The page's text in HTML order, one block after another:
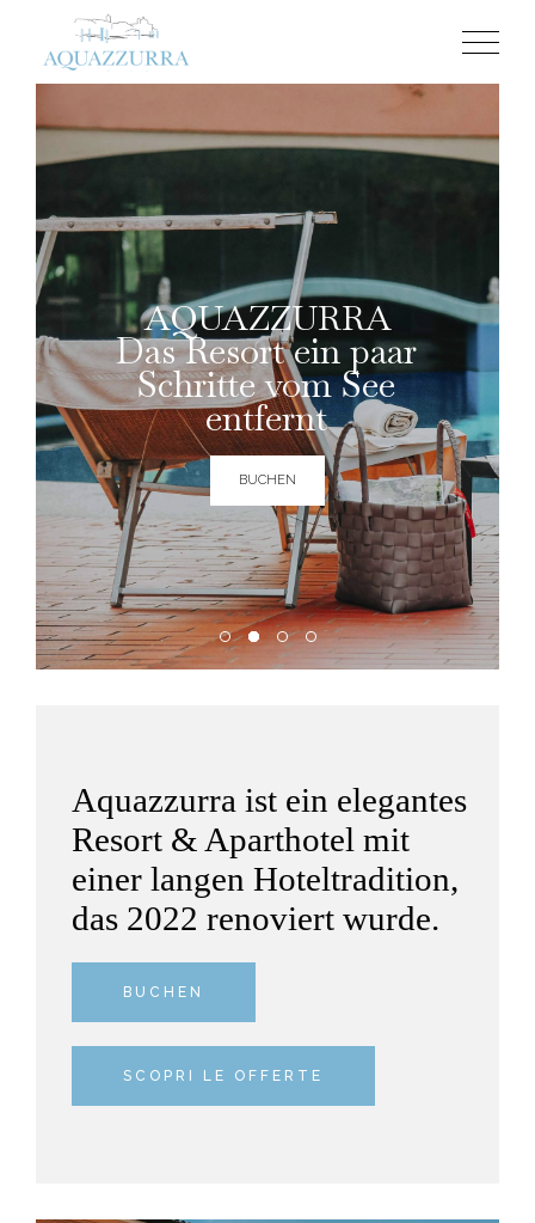
Das Resort ein paar
Schritte vom See
entfernt
AQUAZZURRA
BUCHEN
Aquazzurra ist ein elegantes
Resort & Aparthotel mit
einer langen Hoteltradition,
das 2022 renoviert wurde.
BUCHEN
SCOPRI LE OFFERTE